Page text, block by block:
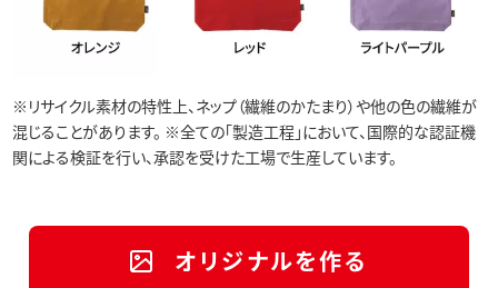
※リサイクル素材の特性上、ネップ（繊維のかたまり）や他の色の繊維が
混じることがあります。 ※全ての「製造工程」において、国際的な認証機
関による検証を行い、承認を受けた工場で生産しています。
オリジナルを作る